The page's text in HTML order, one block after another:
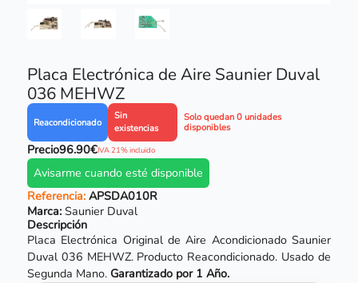
Placa Electrónica de Aire Saunier Duval
036 MEHWZ
Reacondicionado
Sin
existencias
Solo quedan 0 unidades
disponibles
Precio96.90€IVA 21% incluido
Avisarme cuando esté disponible
Referencia:APSDA010R
Marca: Saunier Duval
Descripción
Placa Electrónica Original de Aire Acondicionado Saunier
Duval 036 MEHWZ. Producto Reacondicionado. Usado de
Segunda Mano. Garantizado por 1 Año.